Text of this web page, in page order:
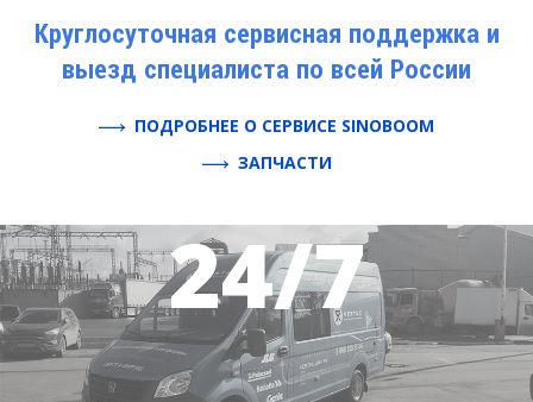
Круглосуточная сервисная поддержка и
выезд специалиста по всей России
ПОДРОБНЕЕ О СЕРВИСЕ SINOBOOM
ЗАПЧАСТИ